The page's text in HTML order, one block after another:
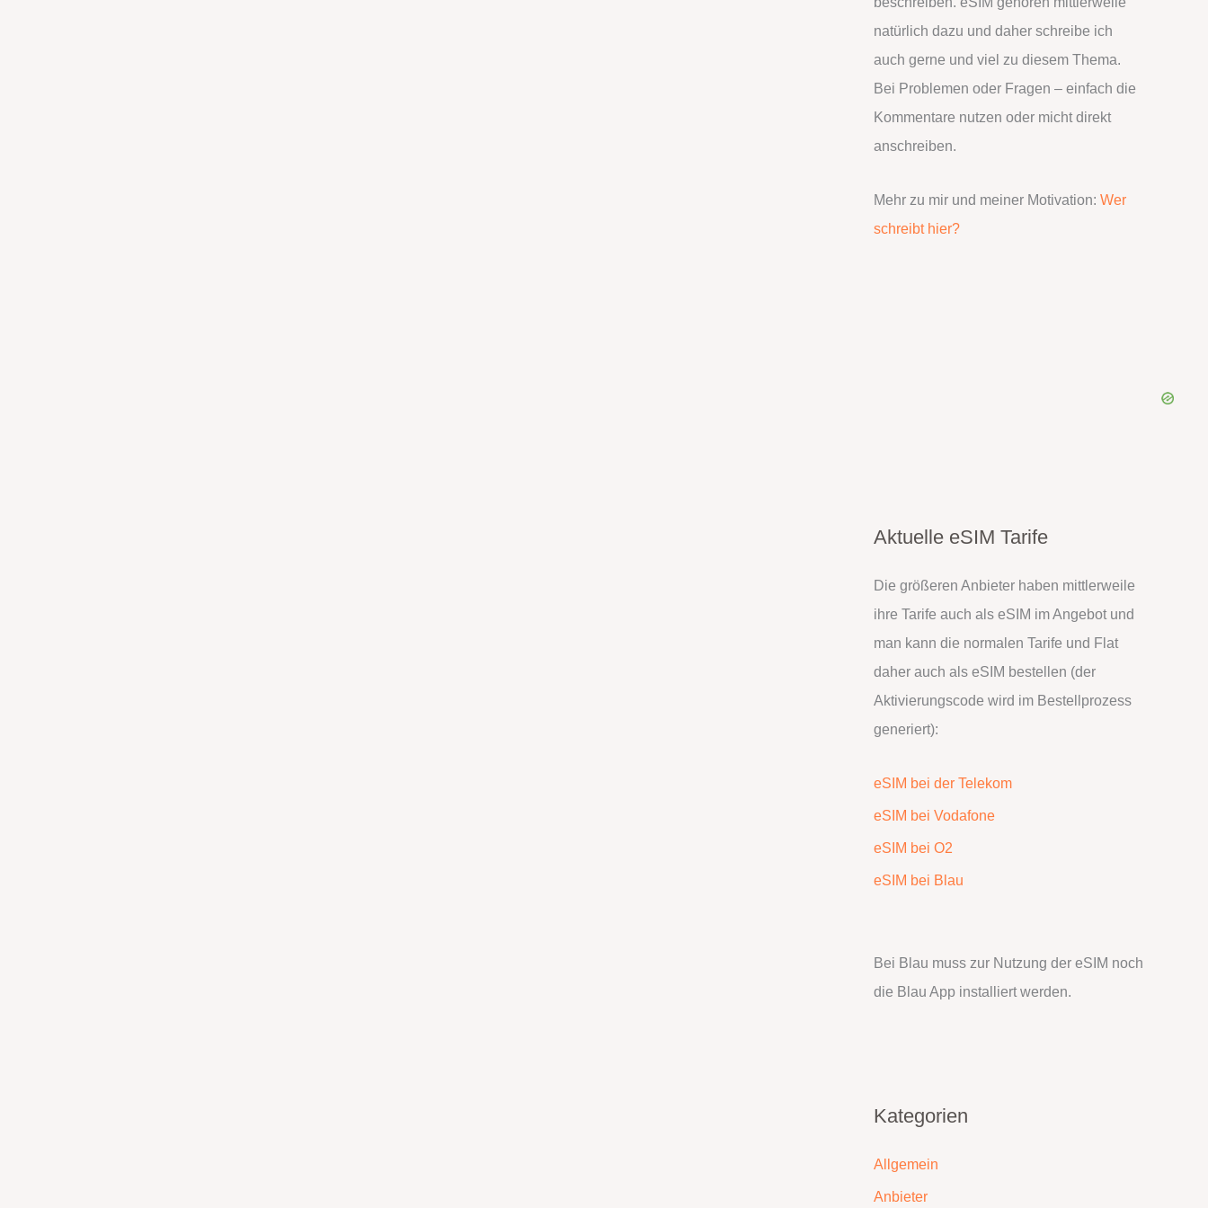
natürlich dazu und daher schreibe ich
auch gerne und viel zu diesem Thema.
Bei Problemen oder Fragen – einfach die
Kommentare nutzen oder micht direkt
anschreiben.
Mehr zu mir und meiner Motivation: Wer
schreibt hier?
Aktuelle eSIM Tarife
Die größeren Anbieter haben mittlerweile
ihre Tarife auch als eSIM im Angebot und
man kann die normalen Tarife und Flat
daher auch als eSIM bestellen (der
Aktivierungscode wird im Bestellprozess
generiert):
eSIM bei der Telekom
eSIM bei Vodafone
eSIM bei O2
eSIM bei Blau
Bei Blau muss zur Nutzung der eSIM noch
die Blau App installiert werden.
Kategorien
Allgemein
Anbieter